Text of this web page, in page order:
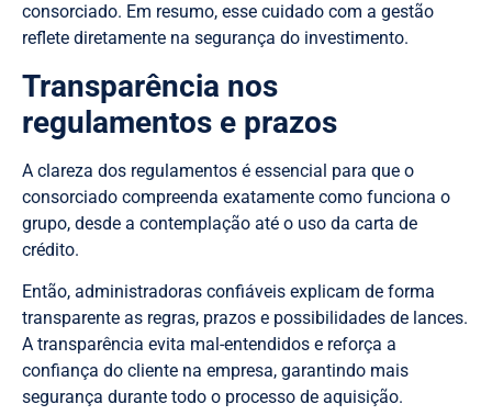
consorciado. Em resumo, esse cuidado com a gestão
reflete diretamente na segurança do investimento.
Transparência nos
regulamentos e prazos
A clareza dos regulamentos é essencial para que o
consorciado compreenda exatamente como funciona o
grupo, desde a contemplação até o uso da carta de
crédito.
Então, administradoras confiáveis explicam de forma
transparente as regras, prazos e possibilidades de lances.
A transparência evita mal-entendidos e reforça a
confiança do cliente na empresa, garantindo mais
segurança durante todo o processo de aquisição.